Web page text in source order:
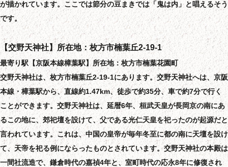
が描かれています。ここでは節分の豆まきでは「鬼は内」と唱えるそう
です。
【交野天神社】所在地：枚方市楠葉丘2-19-1
最寄り駅【京阪本線樟葉駅】所在地：枚方市楠葉花園町
交野天神社は、枚方市楠葉丘2-19-1にあります。交野天神社へは、京阪
本線・樟葉駅から、直線約1.47km、徒歩で約35分、車で約7分で行く
ことができます。交野天神社は、延暦6年、桓武天皇が長岡京の南にあ
るこの地に、郊祀壇を設けて、父である光仁天皇を祀ったのが起源だと
言われています。これは、中国の皇帝が毎年冬至に都の南に天壇を設け
て、天帝を祀る例にならったものとされています。交野天神社の本殿は
一間社流造で、鎌倉時代の嘉禎4年と、室町時代の応永8年に修復され